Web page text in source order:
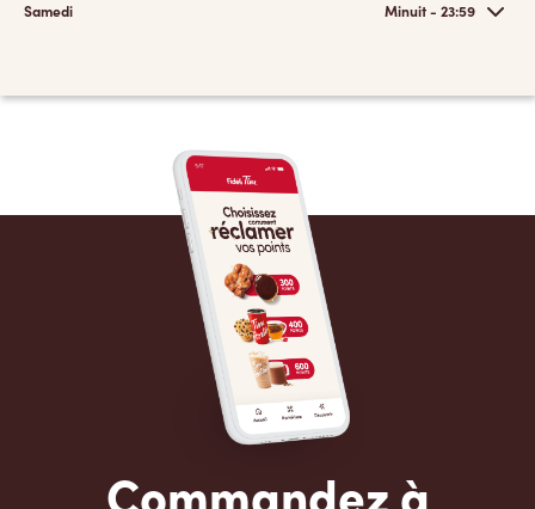
Samedi Minuit - 23:59
Commandez à